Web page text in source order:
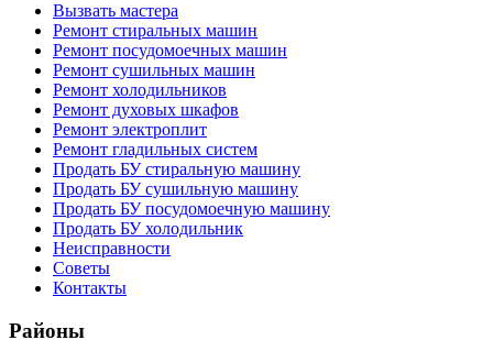
Вызвать мастера
Ремонт стиральных машин
Ремонт посудомоечных машин
Ремонт сушильных машин
Ремонт холодильников
Ремонт духовых шкафов
Ремонт электроплит
Ремонт гладильных систем
Продать БУ стиральную машину
Продать БУ сушильную машину
Продать БУ посудомоечную машину
Продать БУ холодильник
Неисправности
Советы
Контакты
Районы